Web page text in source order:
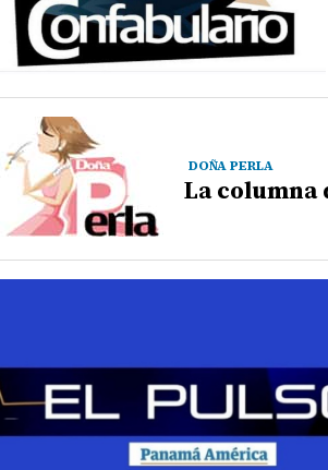
DOÑA PERLA
La columna